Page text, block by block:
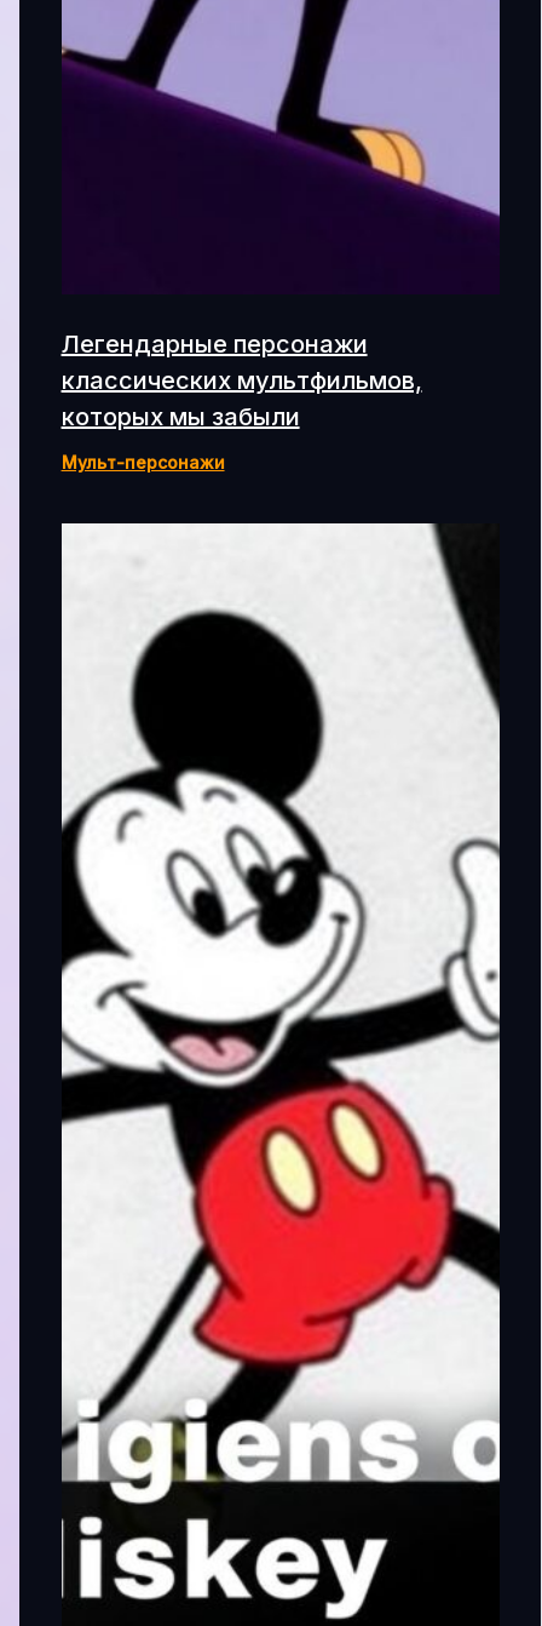
Легендарные персонажи
классических мультфильмов,
которых мы забыли
Мульт-персонажи